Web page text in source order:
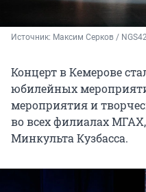
Источник: Максим Серков /
Концерт в Кемерове
юбилейных
мероприятия и
во всех филиалах
Минкульта Кузбасса.